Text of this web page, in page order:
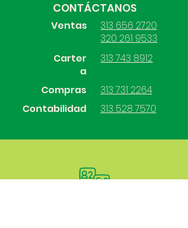
CONTÁCTANOS
Ventas
313 656 2720
320 261 9533
Carter
a
Compras
Contabilidad
313 743 8912
313 731 2264
313 528 7570